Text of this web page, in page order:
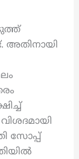
അതിനായി
വിശദമായി
സോപ്പ്